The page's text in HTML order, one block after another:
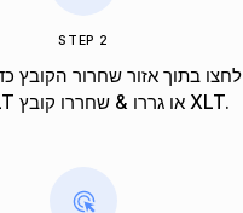
STEP 2
לחצו בתוך אזור שחרור הקובץ
קובץ XLT או גררו & שחררו קובץ XLT.